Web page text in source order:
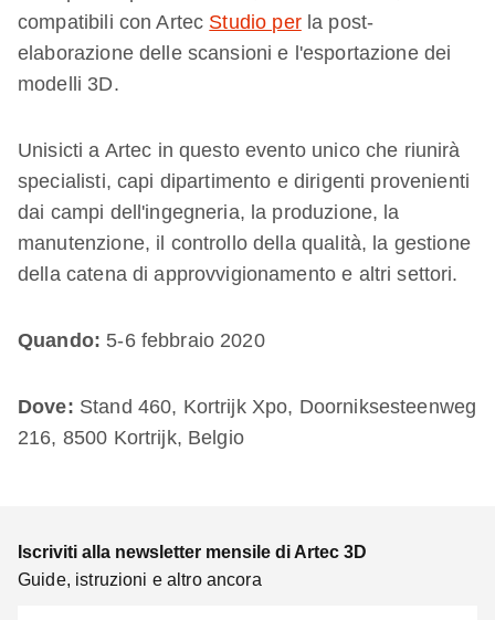
compatibili con Artec Studio perla post-
elaborazione delle scansioni e l'esportazione dei
modelli 3D.
Unisicti a Artec in questo evento unico che riunirà
specialisti, capi dipartimento e dirigenti provenienti
dai campi dell'ingegneria, la produzione, la
manutenzione, il controllo della qualità, la gestione
della catena di approvvigionamento e altri settori.
Quando: 5-6 febbraio 2020
Dove: Stand 460, Kortrijk Xpo, Doorniksesteenweg
216, 8500 Kortrijk, Belgio
Iscriviti alla newsletter mensile di Artec 3D
Guide, istruzioni e altro ancora